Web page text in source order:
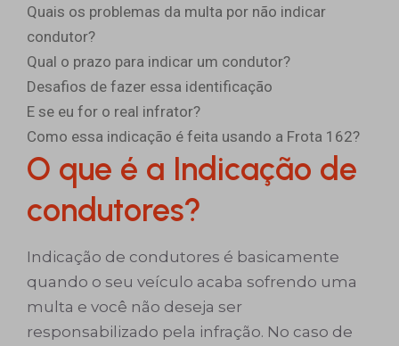
Quais os problemas da multa por não indicar
condutor?
Qual o prazo para indicar um condutor?
Desafios de fazer essa identificação
E se eu for o real infrator?
Como essa indicação é feita usando a Frota 162?
O que é a Indicação de
condutores?
Indicação de condutores é basicamente
quando o seu veículo acaba sofrendo uma
multa e você não deseja ser
responsabilizado pela infração. No caso de